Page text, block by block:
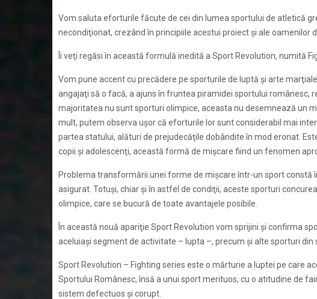
Vom saluta eforturile făcute de cei din lumea sportului de atletică
necondiţionat, crezând în principiile acestui proiect şi ale oamenilor
Îi veţi regăsi în această formulă inedită a Sport Revolution, numită
Vom pune accent cu precădere pe sporturile de luptă şi arte
angajaţi să o facă, a ajuns în fruntea piramidei sportului românesc,
majoritatea nu sunt sporturi olimpice, aceasta nu desemnează un
mult, putem observa uşor că eforturile lor sunt considerabil mai
partea statului, alături de prejudecăţile dobândite în mod eronat.
copii şi adolescenţi, această formă de mişcare fiind un fenomen
Problema transformării unei forme de mişcare într-un sport constă
asigurat. Totuşi, chiar şi în astfel de condiţii, aceste sporturi
olimpice, care se bucură de toate avantajele posibile.
În această nouă apariţie Sport Revolution vom sprijini şi confirma
aceluiaşi segment de activitate – lupta –, precum şi alte sporturi din
Sport Revolution – Fighting series este o mărturie a luptei pe care
Sportului Românesc, însă a unui sport merituos, cu o atitudine de
sistem defectuos şi corupt.